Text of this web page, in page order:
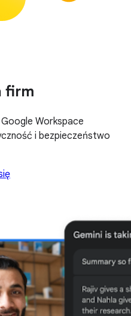
firm
Workspace
i bezpieczeństwo